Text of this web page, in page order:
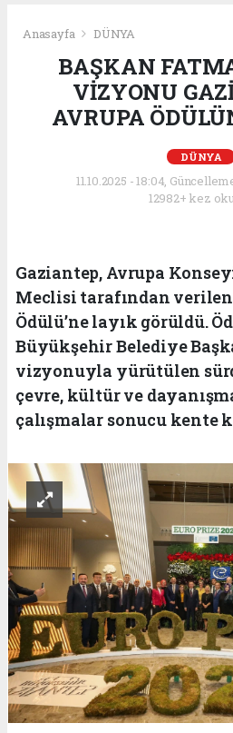
Anasayfa DÜNYA
BAŞKAN
VİZYONU
AVRUPA
DÜNYA
11.10.2025 - 18:04,
12982+ kez
Gaziantep, Avrupa
Meclisi tarafından verilen
Ödülü’ne layık görüldü.
Büyükşehir Belediye
vizyonuyla yürütülen
çevre, kültür ve
çalışmalar sonucu kente